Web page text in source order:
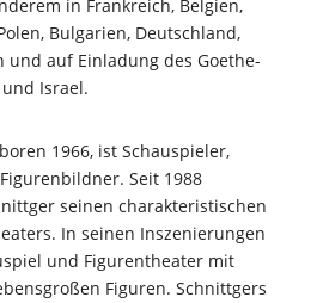
in Frankreich, Belgien,
Bulgarien, Deutschland,
und auf Einladung des Goethe-
Israel.
1966, ist Schauspieler,
Seit 1988
seinen charakteristischen
In seinen Inszenierungen
und Figurentheater mit
Figuren. Schnittgers